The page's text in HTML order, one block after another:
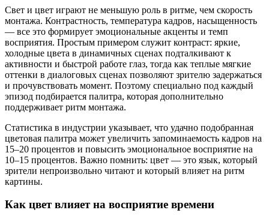
Свет и цвет играют не меньшую роль в ритме, чем скорость
монтажа. Контрастность, температура кадров, насыщенность
— все это формирует эмоциональные акценты и темп
восприятия. Простым примером служит контраст: яркие,
холодные цвета в динамичных сценах подталкивают к
активности и быстрой работе глаз, тогда как теплые мягкие
оттенки в диалоговых сценах позволяют зрителю задержаться
и прочувствовать момент. Поэтому специально под каждый
эпизод подбирается палитра, которая дополнительно
поддерживает ритм монтажа.
Статистика в индустрии указывает, что удачно подобранная
цветовая палитра может увеличить запоминаемость кадров на
15–20 процентов и повысить эмоциональное восприятие на
10–15 процентов. Важно помнить: цвет — это язык, который
зрители непроизвольно читают и который влияет на ритм
картины.
Как цвет влияет на восприятие времени